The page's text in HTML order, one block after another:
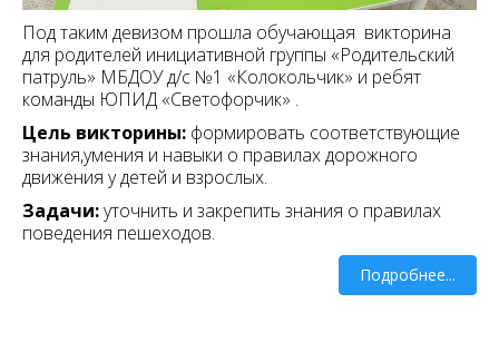
Под таким девизом прошла обучающая викторина
для родителей инициативной группы «Родительский
патруль» МБДОУ д/с №1 «Колокольчик» и ребят
команды ЮПИД «Светофорчик» .
Цель викторины: формировать соответствующие
знания,умения и навыки о правилах дорожного
движения у детей и взрослых.
Задачи:уточнить и закрепить знания о правилах
поведения пешеходов.
Подробнее...